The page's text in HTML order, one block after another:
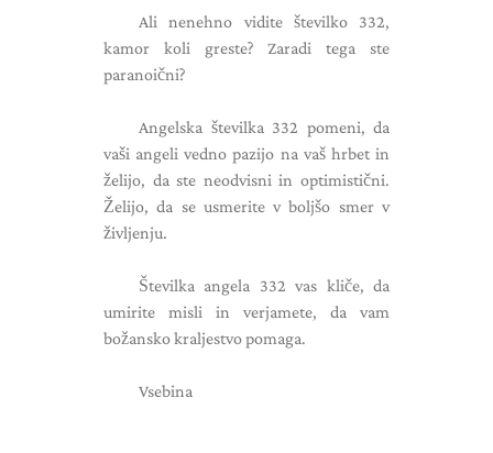
Ali nenehno vidite številko 332,
kamor koli greste? Zaradi tega ste
paranoični?
Angelska številka 332 pomeni, da
vaši angeli vedno pazijo na vaš hrbet in
želijo, da ste neodvisni in optimistični.
Želijo, da se usmerite v boljšo smer v
življenju.
Številka angela 332 vas kliče, da
umirite misli in verjamete, da vam
božansko kraljestvo pomaga.
Vsebina